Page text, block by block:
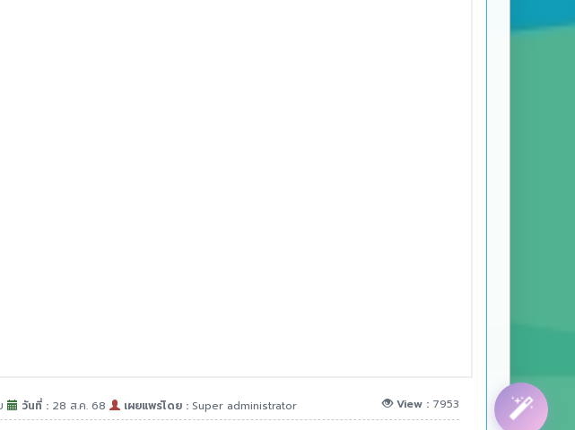
วันที่ : 28 ส.ค. 68 เผยแพร่โดย : Super administrator View : 7953